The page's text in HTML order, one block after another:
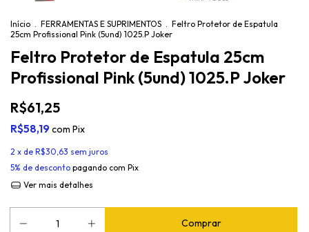
Início . FERRAMENTAS E SUPRIMENTOS . Feltro Protetor de Espatula
25cm Profissional Pink (5und) 1025.P Joker
Feltro Protetor de Espatula 25cm
Profissional Pink (5und) 1025.P Joker
R$61,25
R$58,19 com Pix
2 x de R$30,63 sem juros
5% de desconto pagando com Pix
Ver mais detalhes